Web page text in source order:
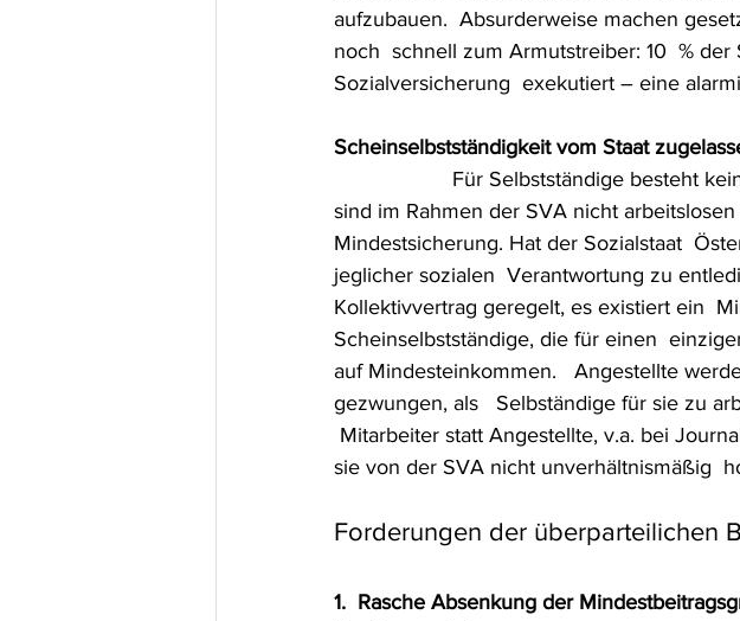
aufzubauen.  Absurderweise machen
noch  schnell zum Armutstreiber: 10  %
Sozialversicherung  exekutiert – eine
Scheinselbstständigkeit vom Staat
sind im Rahmen der SVA nicht
Mindestsicherung. Hat der Sozialstaat
jeglicher sozialen  Verantwortung zu
Kollektivvertrag geregelt, es existiert ein
Scheinselbstständige, die für einen
auf Mindesteinkommen.   Angestellte
gezwungen, als   Selbständige für sie zu
Mitarbeiter statt Angestellte, v.a. bei
sie von der SVA nicht unverhältnismäßig
Forderungen der überparteilichen
1.  Rasche Absenkung der